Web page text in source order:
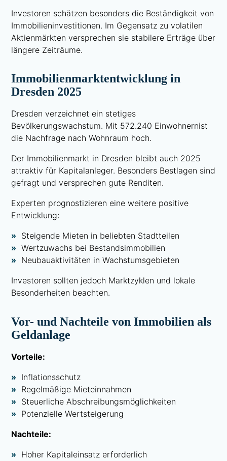
Investoren schätzen besonders die Beständigkeit von
Immobilieninvestitionen. Im Gegensatz zu volatilen
Aktienmärkten versprechen sie stabilere Erträge über
längere Zeiträume.
Immobilienmarktentwicklung in
Dresden 2025
Dresden verzeichnet ein stetiges
Bevölkerungswachstum. Mit 572.240 Einwohnernist
die Nachfrage nach Wohnraum hoch.
Der Immobilienmarkt in Dresden bleibt auch 2025
attraktiv für Kapitalanleger. Besonders Bestlagen sind
gefragt und versprechen gute Renditen.
Experten prognostizieren eine weitere positive
Entwicklung:
Steigende Mieten in beliebten Stadtteilen
Wertzuwachs bei Bestandsimmobilien
Neubauaktivitäten in Wachstumsgebieten
Investoren sollten jedoch Marktzyklen und lokale
Besonderheiten beachten.
Vor- und Nachteile von Immobilien als
Geldanlage
Vorteile:
Inflationsschutz
Regelmäßige Mieteinnahmen
Steuerliche Abschreibungsmöglichkeiten
Potenzielle Wertsteigerung
Nachteile:
Hoher Kapitaleinsatz erforderlich